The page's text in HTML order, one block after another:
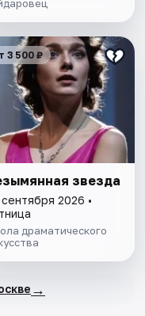
3 500 ₽
звезда
2026 •
драматического
→